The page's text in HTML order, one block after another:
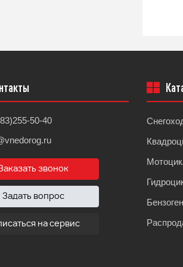
50-40
звонок
Задать вопрос
на сервис